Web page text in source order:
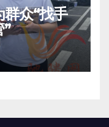
众“找手
”